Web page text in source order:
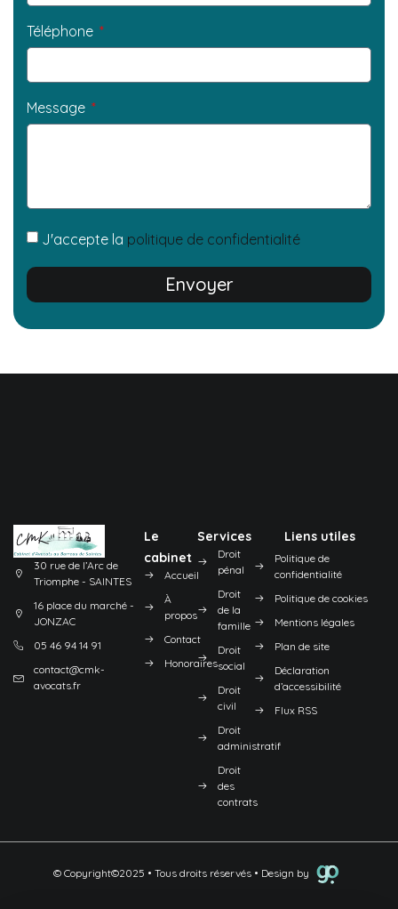
Téléphone
Message
J'accepte la politique de confidentialité
Envoyer
30 rue de l’Arc de
Triomphe - SAINTES
16 place du marché -
JONZAC
05 46 94 14 91
contact@cmk-
avocats.fr
Le
cabinet
Accueil
À
propos
Contact
Honoraires
Services
Droit
pénal
Droit
de la
famille
Droit
social
Droit
civil
Droit
administratif
Droit
des
contrats
Liens utiles
Politique de
confidentialité
Politique de cookies
Mentions légales
Plan de site
Déclaration
d’accessibilité
Flux RSS
© Copyright©2025 • Tous droits réservés • Design by